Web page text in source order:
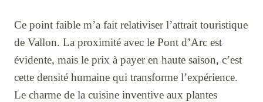
Ce point faible m’a fait relativiser l’attrait touristique
de Vallon. La proximité avec le Pont d’Arc est
évidente, mais le prix à payer en haute saison, c’est
cette densité humaine qui transforme l’expérience.
Le charme de la cuisine inventive aux plantes